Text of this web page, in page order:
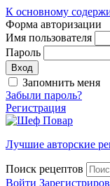
К основному
Форма авторизации
Имя пользователя
Пароль
Запомнить меня
Забыли пароль?
Регистрация
Лучшие авторские
Поиск рецептов
Войти